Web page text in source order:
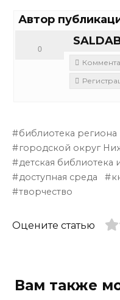
Автор
0
библиотека региона
городской округ
детская
доступная среда
творчество
Оцените статью
Вам также